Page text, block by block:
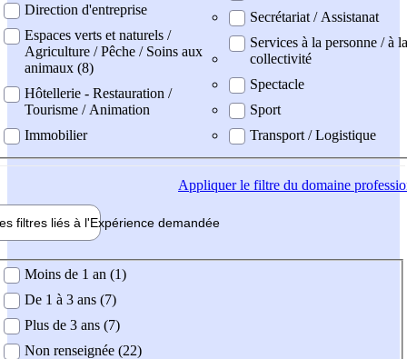
Direction d'entreprise
Espaces verts et naturels /
Agriculture / Pêche / Soins aux
animaux (8)
Hôtellerie - Restauration /
Tourisme / Animation
Immobilier
Secrétariat / Assistanat
Services à la personne / à la
collectivité
Spectacle
Sport
Transport / Logistique
Appliquerle filtre du domaine
filtres liés à l'Expérience demandée
demandée
Moins de 1 an (1)
De 1 à 3 ans (7)
Plus de 3 ans (7)
Non renseignée (22)